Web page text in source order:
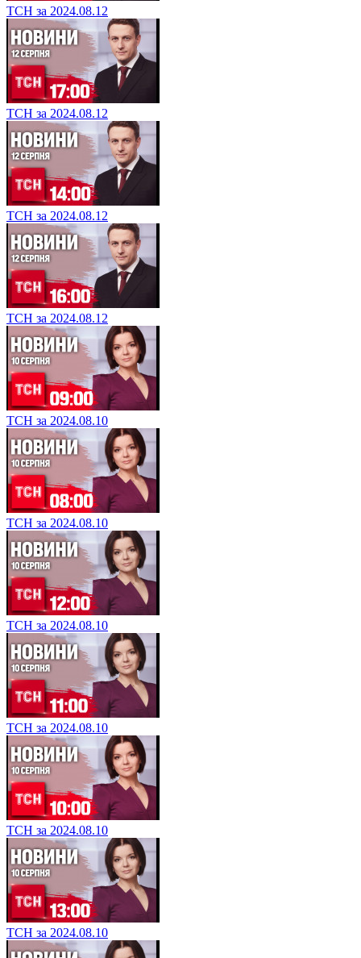
ТСН за 2024.08.12
ТСН за 2024.08.12
ТСН за 2024.08.12
ТСН за 2024.08.12
ТСН за 2024.08.10
ТСН за 2024.08.10
ТСН за 2024.08.10
ТСН за 2024.08.10
ТСН за 2024.08.10
ТСН за 2024.08.10